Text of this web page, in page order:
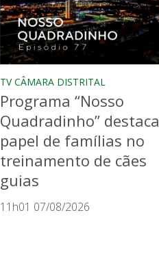
TV CÂMARA DISTRITAL
Programa “Nosso
Quadradinho” destaca
papel de famílias no
treinamento de cães
guias
11h01 07/08/2026